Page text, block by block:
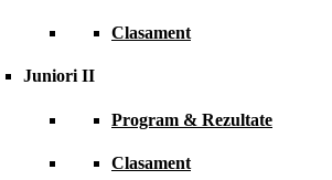
Clasament
Juniori II
Program & Rezultate
Clasament